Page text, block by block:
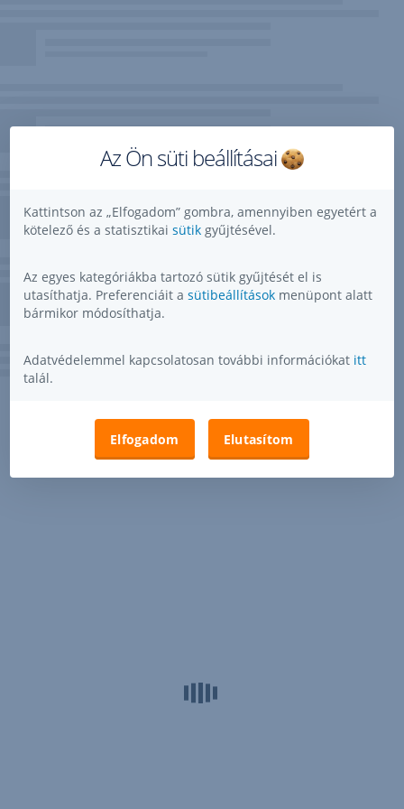
Az Ön süti beállításai
Kattintson az „Elfogadom” gombra, amennyiben egyetért a
kötelező és a statisztikai sütik gyűjtésével.
Az egyes kategóriákba tartozó sütik gyűjtését el is
utasíthatja. Preferenciáit a sütibeállítások menüpont alatt
bármikor módosíthatja.
Adatvédelemmel kapcsolatosan további információkat itt
talál.
Elfogadom Elutasítom